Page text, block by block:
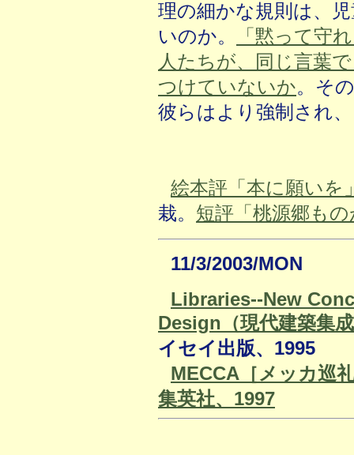
理の細かな規則は、
いのか。
「黙って守
人たちが、同じ言葉
つけていないか。そ
彼らはより強制され
絵本評「本に願いを
栽。 短評「桃源郷も
11/3/2003/MON
Libraries--New
Design（現代建築集
イセイ出版、1995
MECCA［メッカ巡
集英社、1997